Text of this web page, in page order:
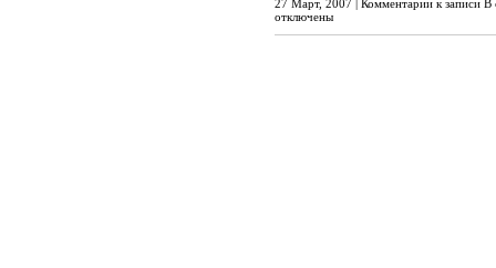
27 Март, 2007 | Комментарии к записи
отключены